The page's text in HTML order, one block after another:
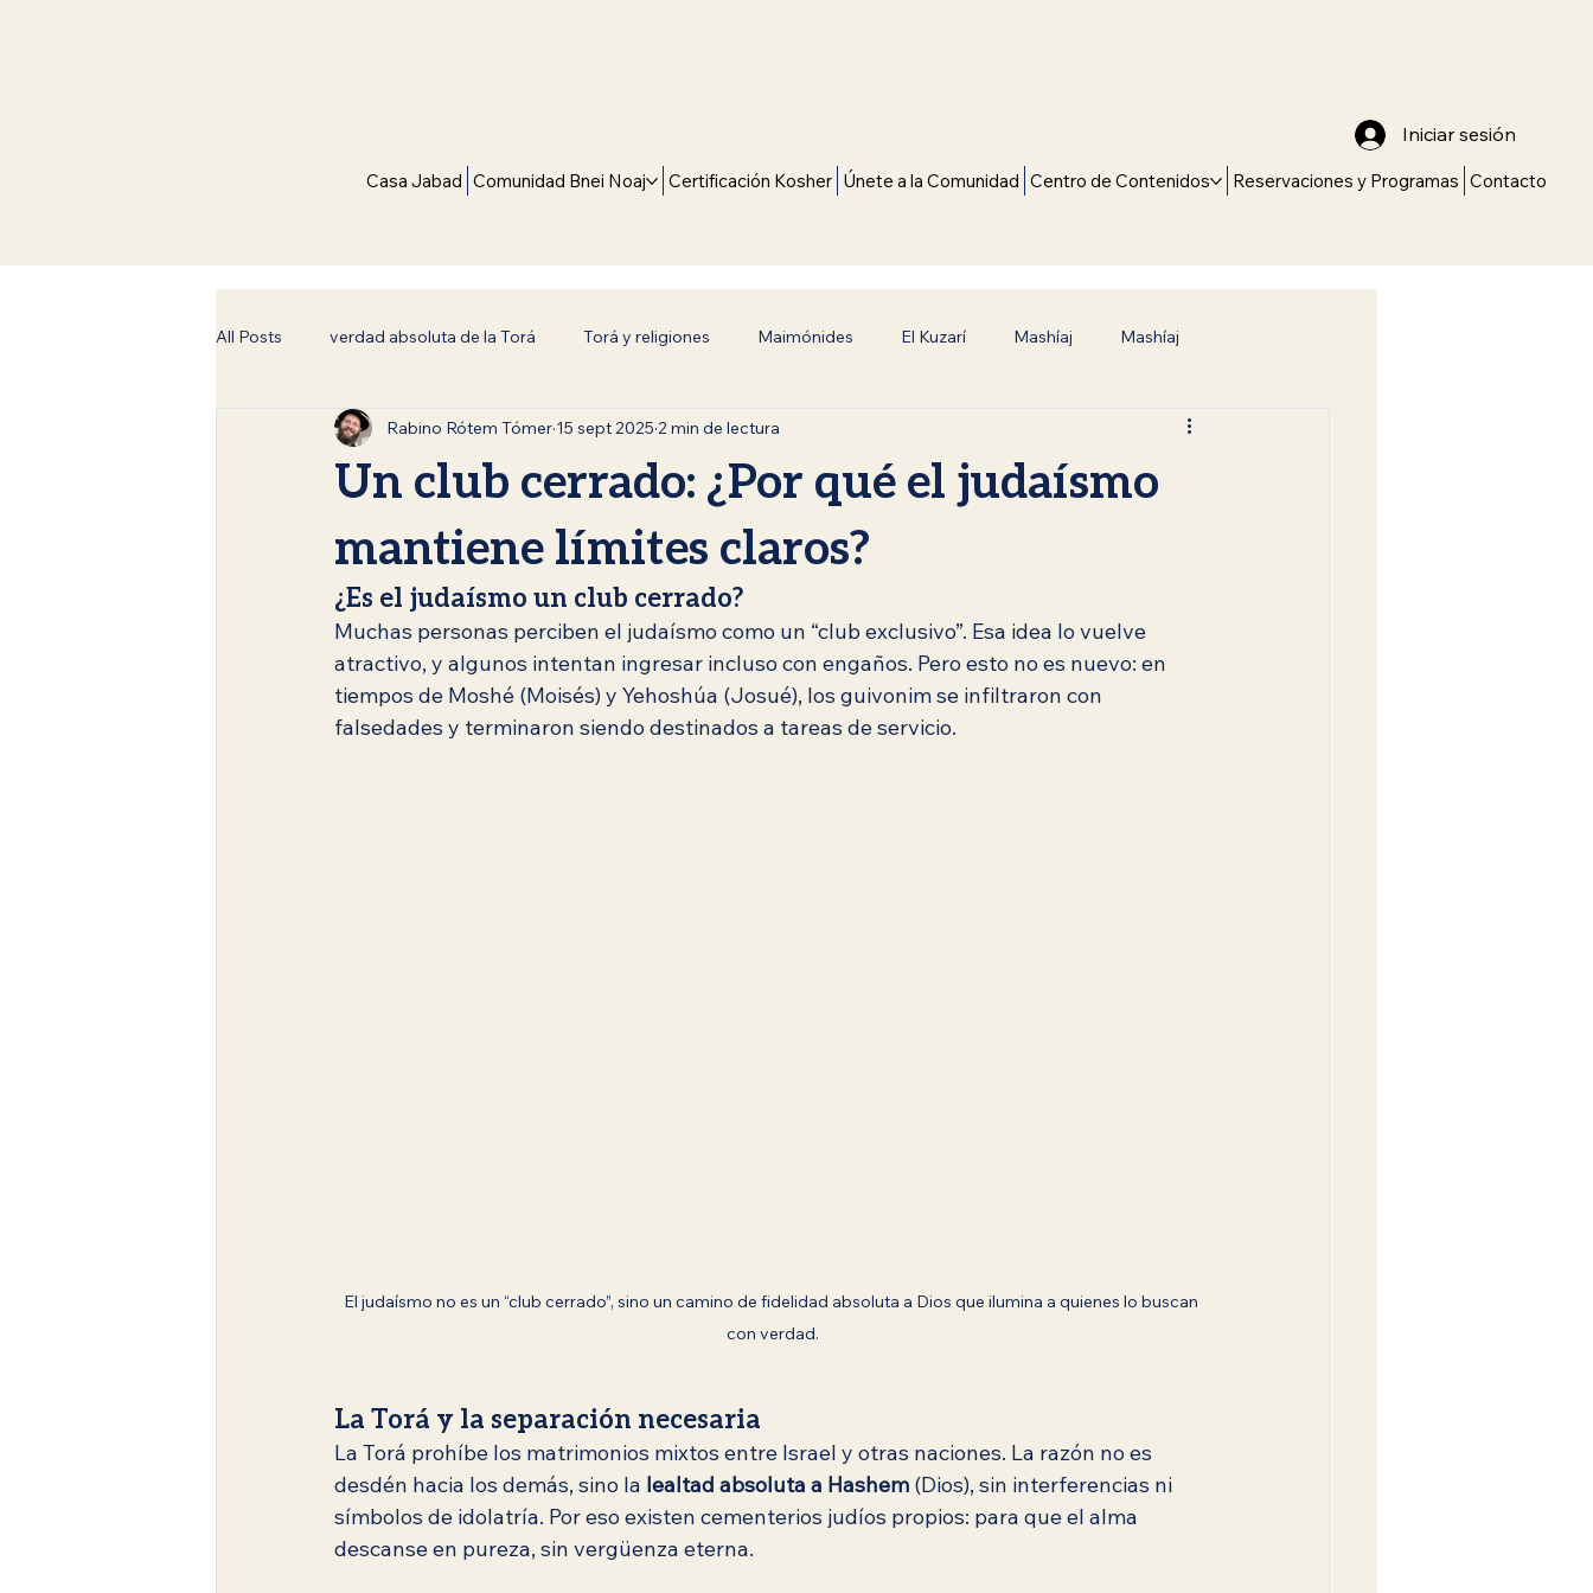
Casa Jabad Comunidad Bnei Noaj Certificación Kosher Únete a la Comunidad Centro de Contenidos Reservaciones y Programas Contacto
Iniciar sesión
All Posts verdad absoluta de la Torá Torá y religiones Maimónides El Kuzarí Mashíaj Mashíaj
Filosofía y Judaísmo Espiritualidad Universal Bnei Noaj (Hijos de Noaj) Camino hacia la Verdad
Siete Leyes Universales Historia y Tradición Superación Espiritual
Judaísmo en Español Era mesiánica Rebbe de Lubavitch Jabad Lubavitch Identidad judía
Festividades judías Rosh Hashaná Sukot Simjat Torá Reflexiones Espirituales
Un club cerrado: ¿Por qué el judaísmo
mantiene límites claros?
Rabino Rótem Tómer 15 sept 2025 2 min de lectura
¿Es el judaísmo un club cerrado?
Muchas personas perciben el judaísmo como un “club exclusivo”. Esa idea lo vuelve
atractivo, y algunos intentan ingresar incluso con engaños. Pero esto no es nuevo: en
tiempos de Moshé (Moisés) y Yehoshúa (Josué), los guivonim se infiltraron con
falsedades y terminaron siendo destinados a tareas de servicio.
El judaísmo no es un “club cerrado”, sino un camino de fidelidad absoluta a Dios que ilumina a quienes lo buscan
con verdad.
La Torá y la separación necesaria
La Torá prohíbe los matrimonios mixtos entre Israel y otras naciones. La razón no es
desdén hacia los demás, sino la lealtad absoluta a Hashem (Dios), sin interferencias ni
símbolos de idolatría. Por eso existen cementerios judíos propios: para que el alma
descanse en pureza, sin vergüenza eterna.